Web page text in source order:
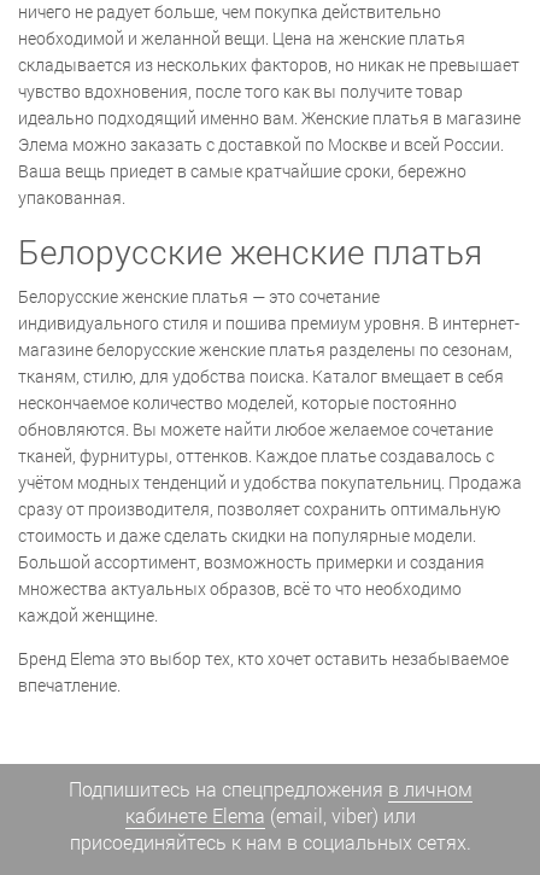
ничего не радует больше, чем покупка действительно
необходимой и желанной вещи. Цена на женские платья
складывается из нескольких факторов, но никак не превышает
чувство вдохновения, после того как вы получите товар
идеально подходящий именно вам. Женские платья в магазине
Элема можно заказать с доставкой по Москве и всей России.
Ваша вещь приедет в самые кратчайшие сроки, бережно
упакованная.
Белорусские женские платья
Белорусские женские платья — это сочетание
индивидуального стиля и пошива премиум уровня. В интернет-
магазине белорусские женские платья разделены по сезонам,
тканям, стилю, для удобства поиска. Каталог вмещает в себя
нескончаемое количество моделей, которые постоянно
обновляются. Вы можете найти любое желаемое сочетание
тканей, фурнитуры, оттенков. Каждое платье создавалось с
учётом модных тенденций и удобства покупательниц. Продажа
сразу от производителя, позволяет сохранить оптимальную
стоимость и даже сделать скидки на популярные модели.
Большой ассортимент, возможность примерки и создания
множества актуальных образов, всё то что необходимо
каждой женщине.
Бренд Elema это выбор тех, кто хочет оставить незабываемое
впечатление.
Подпишитесь на спецпредложения в личном
кабинете Elema (email, viber) или
присоединяйтесь к нам в социальных сетях.